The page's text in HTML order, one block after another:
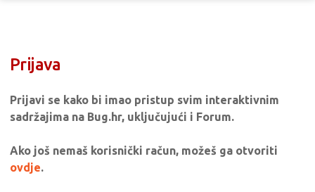
Prijava
Prijavi se kako bi imao pristup svim interaktivnim
sadržajima na Bug.hr, uključujući i Forum.
Ako još nemaš korisnički račun, možeš ga otvoriti
ovdje.